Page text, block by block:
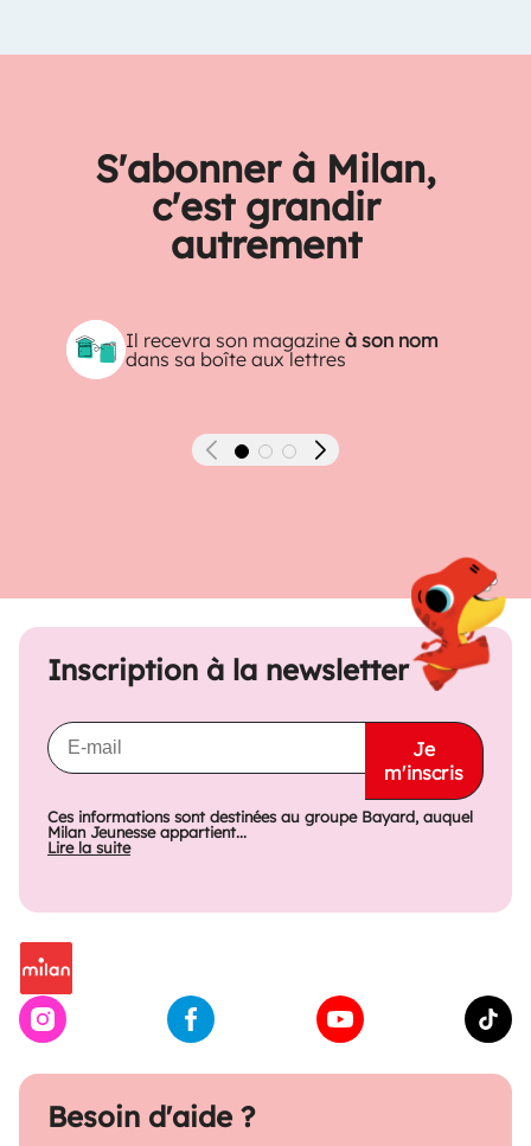
S'abonner à Milan,
c'est grandir
autrement
Il recevra son magazineà son nom
dans sa boîte aux lettres
Précédent Suivant
Besoin d'aide ?
Inscription à la newsletter
Je
m'inscris
Ces informations sont destinées au groupe Bayard, auquel
Milan Jeunesse appartient...
Lire la suite